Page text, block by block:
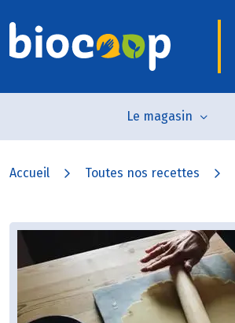
Le magasin
Accueil Toutes nos recettes